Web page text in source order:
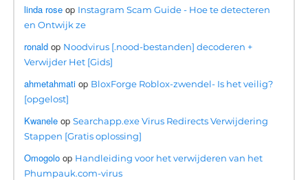
linda rose op Instagram Scam Guide - Hoe te detecteren
en Ontwijk ze
ronald op Noodvirus [.nood-bestanden] decoderen +
Verwijder Het [Gids]
ahmetahmati op BloxForge Roblox-zwendel- Is het veilig?
[opgelost]
Kwanele opSearchapp.exe Virus Redirects Verwijdering
Stappen [Gratis oplossing]
Omogolo op Handleiding voor het verwijderen van het
Phumpauk.com-virus